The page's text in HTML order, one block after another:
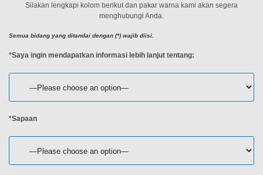
Silakan lengkapi kolom berikut dan pakar warna kami akan segera
menghubungi Anda.
Semua bidang yang ditandai dengan (*) wajib diisi.
*Saya ingin mendapatkan informasi lebih lanjut tentang:
*Sapaan